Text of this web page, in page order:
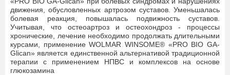
движения, обусловленных артрозом суставов. Уменьшалась
болевая реакция, повышалась подвижность суставов.
Учитывая, что остеоартроз и остеохондроз - процессы
хронические, лечение необходимо продолжать длительными
курсами, применение WOLMAR WINSOME® «PRO BIO GA-
Glican» является единственной альтернативой традиционной
терапии с применением НПВС и комплексов на основе
глюкозамина